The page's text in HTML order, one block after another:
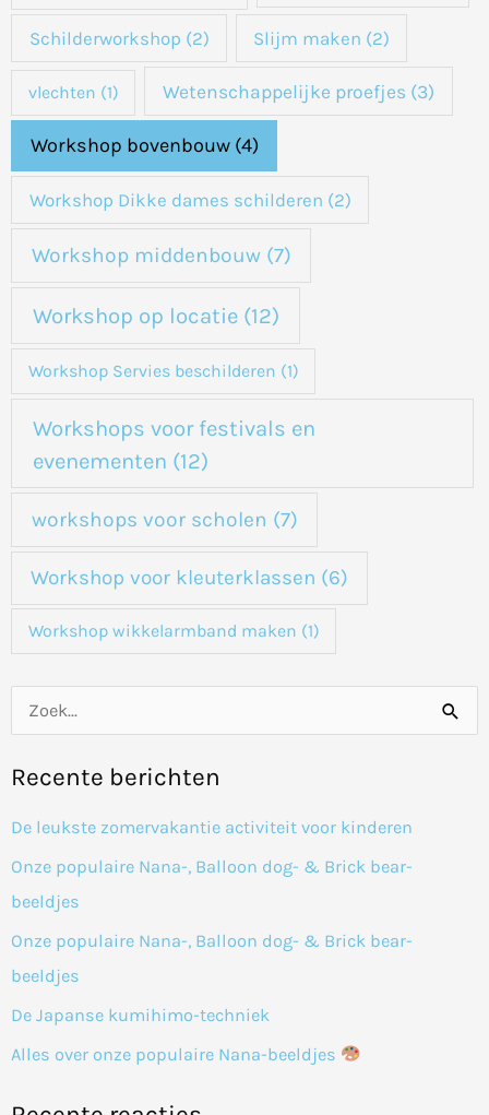
Schilderworkshop (2) Slijm maken (2)
vlechten (1) Wetenschappelijke proefjes (3)
Workshop bovenbouw(4)
Workshop Dikke dames schilderen (2)
Workshop middenbouw(7)
Workshop op locatie(12)
Workshop Servies beschilderen (1)
Workshops voor festivals en
evenementen (12)
workshops voor scholen (7)
Workshop voor kleuterklassen (6)
Workshop wikkelarmband maken (1)
e
k
n
a
Recente berichten
De leukste zomervakantie activiteit voor kinderen
Onze populaire Nana-, Balloon dog- & Brick bear-
beeldjes
Onze populaire Nana-, Balloon dog- & Brick bear-
beeldjes
De Japanse kumihimo-techniek
Alles over onze populaire Nana-beeldjes